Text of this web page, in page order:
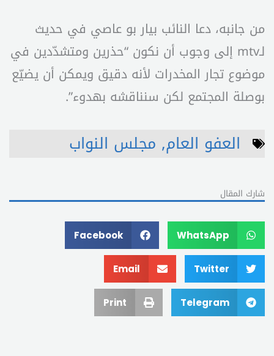
من جانبه، دعا النائب بيار بو عاصي في حديث
لـmtv إلى وجوب أن نكون “حذرين ومتشدّدين في
موضوع تجار المخدرات لأنه دقيق ويمكن أن يضيّع
بوصلة المجتمع لكن سنناقشه بهدوء”.
العفو العام, مجلس النواب
شارك المقال
WhatsApp
Facebook
Twitter
Email
Telegram
Print